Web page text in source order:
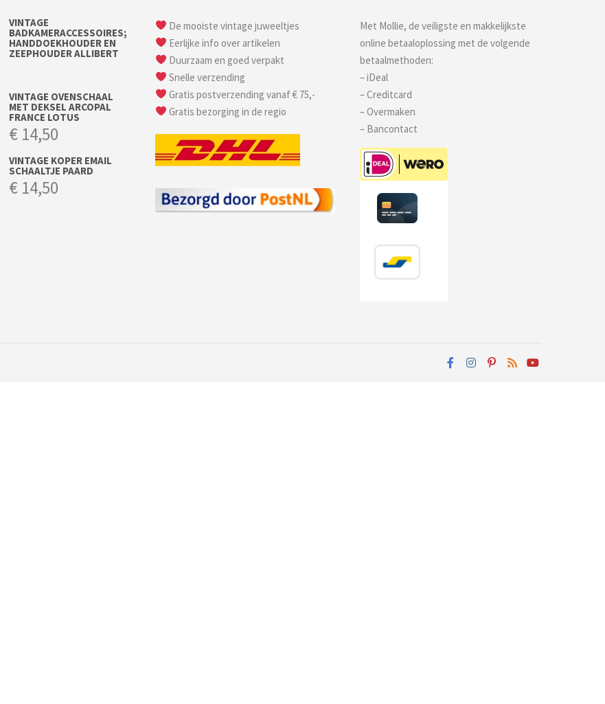
VINTAGE
BADKAMERACCESSOIRES;
HANDDOEKHOUDER EN
ZEEPHOUDER ALLIBERT
VINTAGE OVENSCHAAL
MET DEKSEL ARCOPAL
FRANCE LOTUS
€ 14,50
VINTAGE KOPER EMAIL
SCHAALTJE PAARD
€ 14,50
De mooiste vintage juweeltjes
Eerlijke info over artikelen
Duurzaam en goed verpakt
Snelle verzending
Gratis postverzending vanaf € 75,-
Gratis bezorging in de regio
Met Mollie, de veiligste en makkelijkste
online betaaloplossing met de volgende
betaalmethoden:
– iDeal
– Creditcard
– Overmaken
– Bancontact